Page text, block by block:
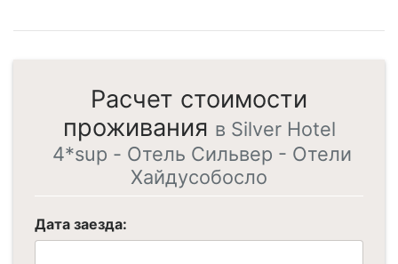
Расчет стоимости
проживания в Silver Hotel
4*sup - Отель Сильвер - Отели
Хайдусобосло
Дата заезда: